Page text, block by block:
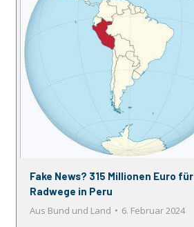
Fake News? 315 Millionen Euro für
Radwege in Peru
Aus Bund und Land
6. Februar 2024